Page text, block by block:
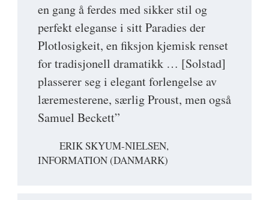
en gang å ferdes med sikker stil og
perfekt eleganse i sitt Paradies der
Plotlosigkeit, en fiksjon kjemisk renset
for tradisjonell dramatikk … [Solstad]
plasserer seg i elegant forlengelse av
læremesterene, særlig Proust, men også
Samuel Beckett”
ERIK SKYUM-NIELSEN,
INFORMATION (DANMARK)